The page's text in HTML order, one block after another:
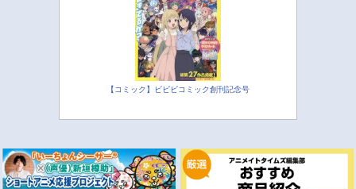
【コミック】ビビビコミック創刊記念号